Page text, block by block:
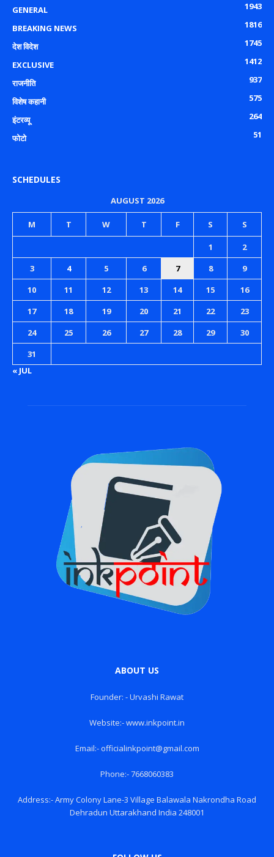
GENERAL
1943
BREAKING NEWS
1816
देश विदेश
1745
EXCLUSIVE
1412
राजनीति
937
विशेष कहानी
575
इंटरव्यू
264
फोटो
51
SCHEDULES
AUGUST 2026
M T W T F S S
1
2
3
4 5 6 7 8
9
10
11 12 13 14 15
16
17
18 19 20 21 22
23
24
25 26 27 28 29
30
31
« JUL
ABOUT US
Founder: - Urvashi Rawat
Website:- www.inkpoint.in
Email:- officialinkpoint@gmail.com
Phone:- 7668060383
Address:- Army Colony Lane-3 Village Balawala Nakrondha Road
Dehradun Uttarakhand India 248001